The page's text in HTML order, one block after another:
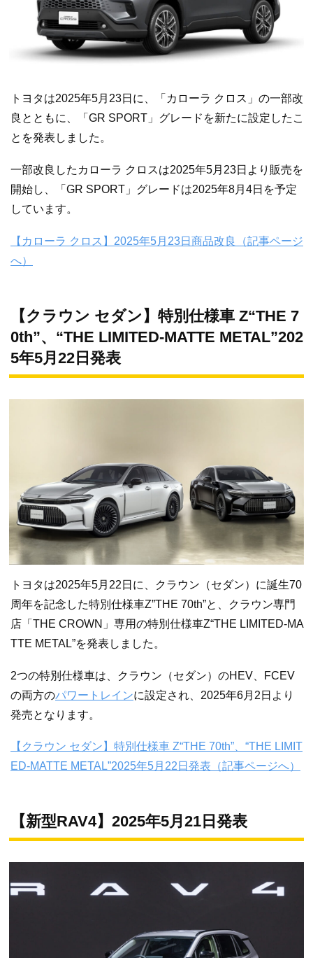
トヨタは2025年5月23日に、「カローラ クロス」の一部改
良とともに、「GR SPORT」グレードを新たに設定したこ
とを発表しました。
一部改良したカローラ クロスは2025年5月23日より販売を
開始し、「GR SPORT」グレードは2025年8月4日を予定
しています。
【カローラ クロス】2025年5月23日商品改良（記事ページ
へ）
【クラウン セダン】特別仕様車 Z“THE 7
0th”、“THE LIMITED-MATTE METAL”202
5年5月22日発表
トヨタは2025年5月22日に、クラウン（セダン）に誕生70
周年を記念した特別仕様車Z”THE 70th”と、クラウン専門
店「THE CROWN」専用の特別仕様車Z“THE LIMITED-MA
TTE METAL”を発表しました。
2つの特別仕様車は、クラウン（セダン）のHEV、FCEV
の両方のパワートレインに設定され、2025年6月2日より
発売となります。
【クラウン セダン】特別仕様車 Z“THE 70th”、“THE LIMIT
ED-MATTE METAL”2025年5月22日発表（記事ページへ）
【新型RAV4】2025年5月21日発表